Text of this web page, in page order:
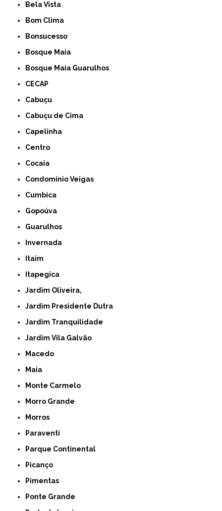
Bela Vista
Bom Clima
Bonsucesso
Bosque Maia
Bosque Maia Guarulhos
CECAP
Cabuçu
Cabuçu de Cima
Capelinha
Centro
Cocaia
Condomínio Veigas
Cumbica
Gopoúva
Guarulhos
Invernada
Itaim
Itapegica
Jardim Oliveira,
Jardim Presidente Dutra
Jardim Tranquilidade
Jardim Vila Galvão
Macedo
Maia
Monte Carmelo
Morro Grande
Morros
Paraventi
Parque Continental
Picanço
Pimentas
Ponte Grande